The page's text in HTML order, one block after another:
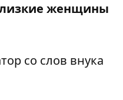
женщины
со слов внука